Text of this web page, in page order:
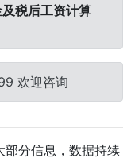
税后工资计算
欢迎咨询
部分信息，数据持续